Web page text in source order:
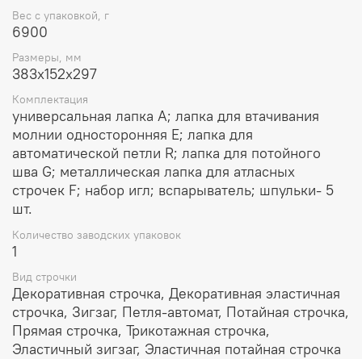
Вес с упаковкой, г
6900
Размеры, мм
383х152х297
Комплектация
универсальная лапка А; лапка для втачивания
молнии односторонняя Е; лапка для
автоматической петли R; лапка для потойного
шва G; металлическая лапка для атласных
строчек F; набор игл; вспарыватель; шпульки- 5
шт.
Количество заводских упаковок
1
Вид строчки
Декоративная строчка, Декоративная эластичная
строчка, Зигзаг, Петля-автомат, Потайная строчка,
Прямая строчка, Трикотажная строчка,
Эластичный зигзаг, Эластичная потайная строчка